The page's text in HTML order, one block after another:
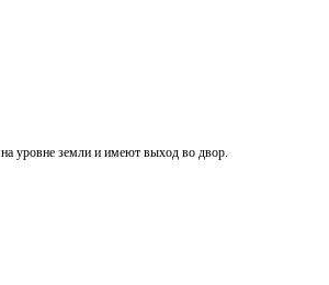
на уровне земли и имеют выход во двор.